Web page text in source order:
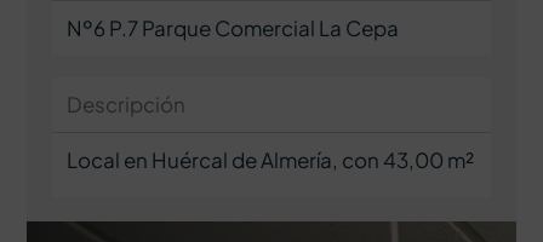
Nº6 P.7 Parque Comercial La Cepa
Descripción
Local en Huércal de Almería, con 43,00 m²